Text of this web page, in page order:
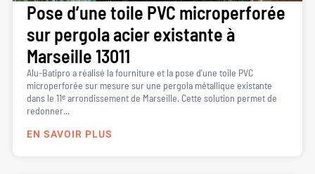
Pose d’une toile PVC microperforée
sur pergola acier existante à
Marseille 13011
Alu-Batipro a réalisé la fourniture et la pose d’une toile PVC
microperforée sur mesure sur une pergola métallique existante
dans le 11ᵉ arrondissement de Marseille. Cette solution permet de
redonner...
EN SAVOIR PLUS